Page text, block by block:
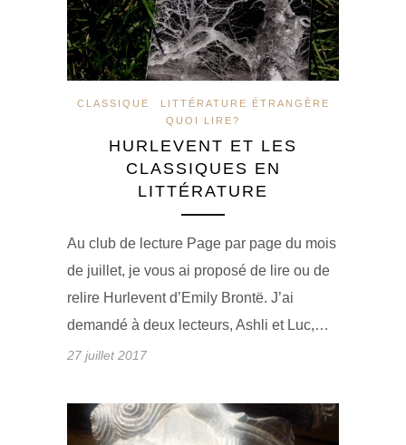
CLASSIQUE
LITTÉRATURE ÉTRANGÈRE
QUOI LIRE?
HURLEVENT ET LES
CLASSIQUES EN
LITTÉRATURE
Au club de lecture Page par page du mois
de juillet, je vous ai proposé de lire ou de
relire Hurlevent d’Emily Brontë. J’ai
demandé à deux lecteurs, Ashli et Luc,…
27 juillet 2017